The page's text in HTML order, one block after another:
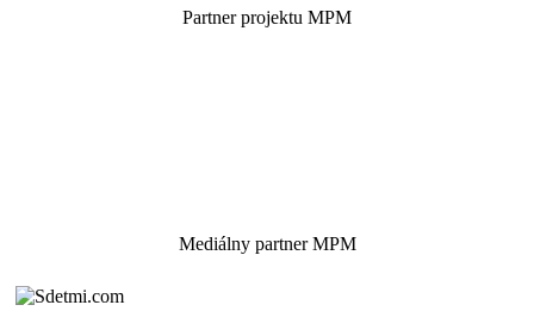
Partner projektu MPM
Mediálny partner MPM